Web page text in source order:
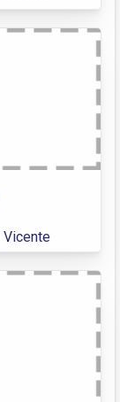
Vicente